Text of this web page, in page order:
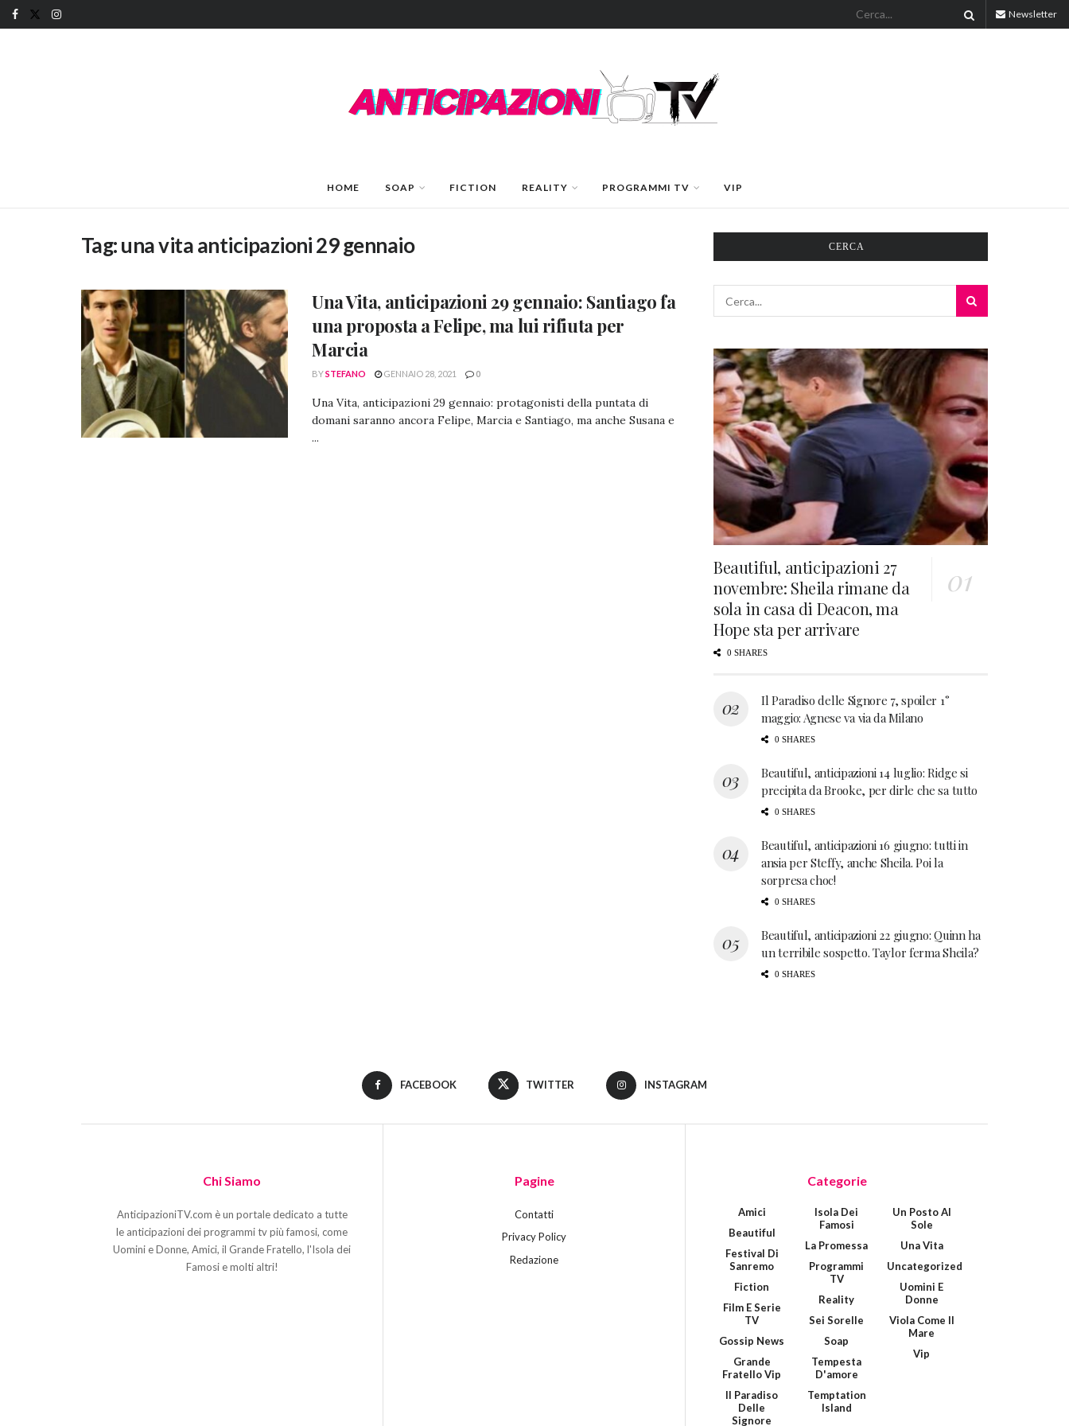
Newsletter
HOME SOAP FICTION REALITY PROGRAMMI TV VIP
Tag:una vita anticipazioni 29 gennaio
Una Vita, anticipazioni 29 gennaio: Santiago fa
una proposta a Felipe, ma lui rifiuta per
Marcia
BYSTEFANO GENNAIO 28, 2021 0
Una Vita, anticipazioni 29 gennaio: protagonisti della puntata di
domani saranno ancora Felipe, Marcia e Santiago, ma anche Susana e
...
CERCA
Beautiful, anticipazioni 27
novembre: Sheila rimane da
sola in casa di Deacon, ma
Hope sta per arrivare
0 SHARES
Il Paradiso delle Signore 7, spoiler 1°
maggio: Agnese va via da Milano
0 SHARES
Beautiful, anticipazioni 14 luglio: Ridge si
precipita da Brooke, per dirle che sa tutto
0 SHARES
Beautiful, anticipazioni 16 giugno: tutti in
ansia per Steffy, anche Sheila. Poi la
sorpresa choc!
0 SHARES
Beautiful, anticipazioni 22 giugno: Quinn ha
un terribile sospetto. Taylor ferma Sheila?
0 SHARES
FACEBOOK TWITTER INSTAGRAM
Chi Siamo
AnticipazioniTV.com è un portale dedicato a tutte
le anticipazioni dei programmi tv più famosi, come
Uomini e Donne, Amici, il Grande Fratello, l'Isola dei
Famosi e molti altri!
Pagine
Contatti
Privacy Policy
Redazione
Categorie
Amici
Beautiful
Festival Di
Sanremo
Fiction
Film E Serie
TV
Gossip News
Grande
Fratello Vip
Il Paradiso
Delle
Signore
Isola Dei
Famosi
La Promessa
Programmi
TV
Reality
Sei Sorelle
Soap
Tempesta
D'amore
Temptation
Island
Un Posto Al
Sole
Una Vita
Uncategorized
Uomini E
Donne
Viola Come Il
Mare
Vip